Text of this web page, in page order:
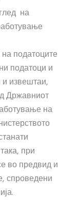
на
податоците
податоци и
извештаи,
Државниот
на
при
во предвид и
спроведени